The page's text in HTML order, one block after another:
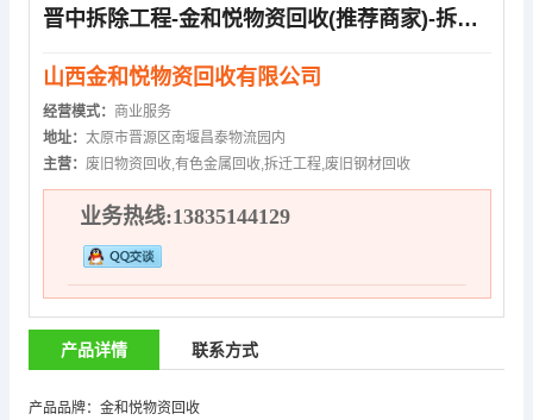
晋中拆除工程-金和悦物资回收(推荐商家)-拆除旧厂房
山西金和悦物资回收有限公司
经营模式： 商业服务
地址： 太原市晋源区南堰昌泰物流园内
主营： 废旧物资回收,有色金属回收,拆迁工程,废旧钢材回收
业务热线:13835144129
产品详情 联系方式
产品品牌：金和悦物资回收